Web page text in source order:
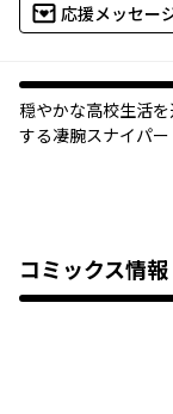
応援メッセー
穏やかな高校生活
する凄腕スナイパ
コミックス情報